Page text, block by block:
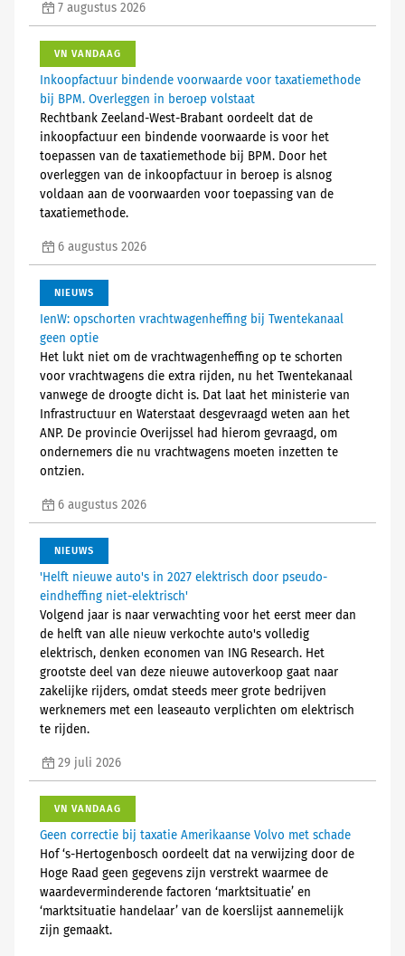
7 augustus 2026
VN VANDAAG
Inkoopfactuur bindende voorwaarde voor taxatiemethode
bij BPM. Overleggen in beroep volstaat
Rechtbank Zeeland-West-Brabant oordeelt dat de
inkoopfactuur een bindende voorwaarde is voor het
toepassen van de taxatiemethode bij BPM. Door het
overleggen van de inkoopfactuur in beroep is alsnog
voldaan aan de voorwaarden voor toepassing van de
taxatiemethode.
6 augustus 2026
NIEUWS
IenW: opschorten vrachtwagenheffing bij Twentekanaal
geen optie
Het lukt niet om de vrachtwagenheffing op te schorten
voor vrachtwagens die extra rijden, nu het Twentekanaal
vanwege de droogte dicht is. Dat laat het ministerie van
Infrastructuur en Waterstaat desgevraagd weten aan het
ANP. De provincie Overijssel had hierom gevraagd, om
ondernemers die nu vrachtwagens moeten inzetten te
ontzien.
6 augustus 2026
NIEUWS
'Helft nieuwe auto's in 2027 elektrisch door pseudo-
eindheffing niet-elektrisch'
Volgend jaar is naar verwachting voor het eerst meer dan
de helft van alle nieuw verkochte auto's volledig
elektrisch, denken economen van ING Research. Het
grootste deel van deze nieuwe autoverkoop gaat naar
zakelijke rijders, omdat steeds meer grote bedrijven
werknemers met een leaseauto verplichten om elektrisch
te rijden.
29 juli 2026
VN VANDAAG
Geen correctie bij taxatie Amerikaanse Volvo met schade
Hof ‘s-Hertogenbosch oordeelt dat na verwijzing door de
Hoge Raad geen gegevens zijn verstrekt waarmee de
waardeverminderende factoren ‘marktsituatie’ en
‘marktsituatie handelaar’ van de koerslijst aannemelijk
zijn gemaakt.